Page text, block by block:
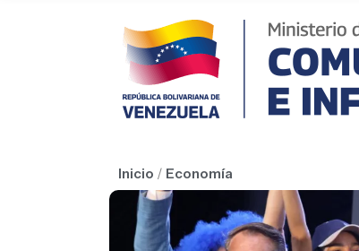
Inicio / Economía